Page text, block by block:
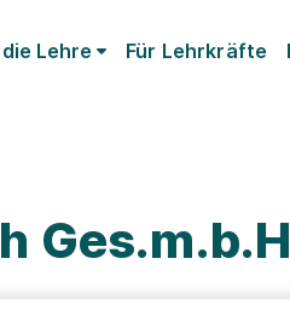
Lehre Für Lehrkräfte